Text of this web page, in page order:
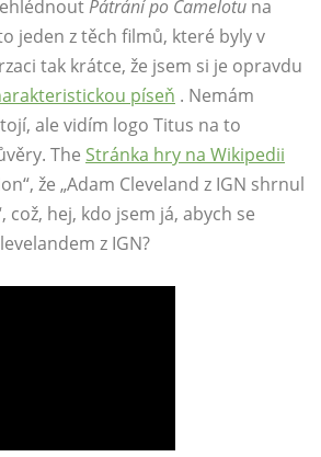
Pátrání po Camelotu na
jeden z těch filmů, které byly v
tak krátce, že jsem si je opravdu
píseň . Nemám
ale vidím logo Titus na to
The Stránka hry na Wikipedii
že „Adam Cleveland z IGN shrnul
což, hej, kdo jsem já, abych se
z IGN?